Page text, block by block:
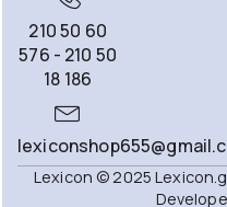
210 50 60
576 - 210 50
18 186
Lexicon © 2025